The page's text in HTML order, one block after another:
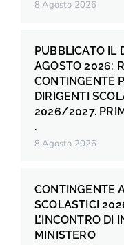
8 Agosto 2026
PUBBLICATO IL
AGOSTO 2026:
CONTINGENTE
DIRIGENTI
2026/2027.
.
8 Agosto 2026
CONTINGENTE
SCOLASTICI
L’INCONTRO DI
MINISTERO